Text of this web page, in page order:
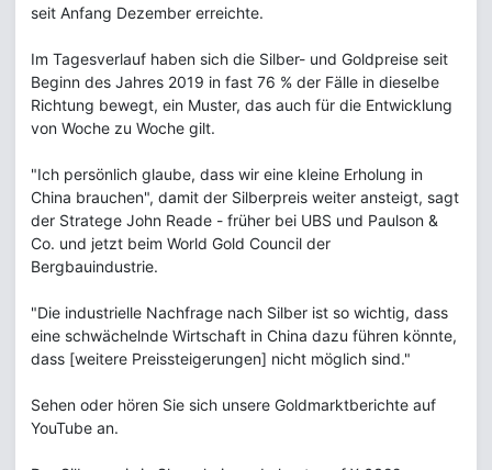
seit Anfang Dezember erreichte.
Im Tagesverlauf haben sich die Silber- und Goldpreise seit
Beginn des Jahres 2019 in fast 76 % der Fälle in dieselbe
Richtung bewegt, ein Muster, das auch für die Entwicklung
von Woche zu Woche gilt.
"Ich persönlich glaube, dass wir eine kleine Erholung in
China brauchen", damit der Silberpreis weiter ansteigt, sagt
der Stratege John Reade - früher bei UBS und Paulson &
Co. und jetzt beim World Gold Council der
Bergbauindustrie.
"Die industrielle Nachfrage nach Silber ist so wichtig, dass
eine schwächelnde Wirtschaft in China dazu führen könnte,
dass [weitere Preissteigerungen] nicht möglich sind."
Sehen oder hören Sie sich unsere Goldmarktberichte auf
YouTube an.